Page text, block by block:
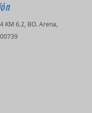
KM 6.2, BO. Arena,